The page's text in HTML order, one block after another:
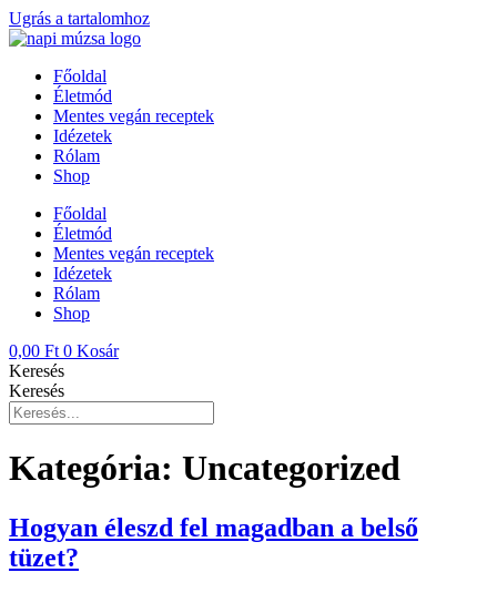
Ugrás a tartalomhoz
Főoldal
Életmód
Mentes vegán receptek
Idézetek
Rólam
Shop
Főoldal
Életmód
Mentes vegán receptek
Idézetek
Rólam
Shop
0,00 Ft 0 Kosár
Keresés
Keresés
Kategória: Uncategorized
Hogyan éleszd fel magadban a belső
tüzet?